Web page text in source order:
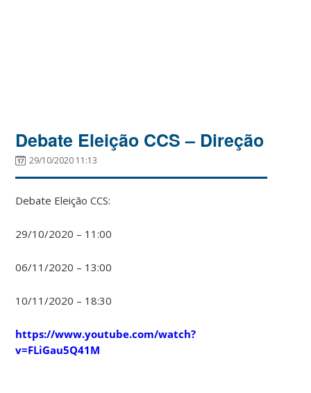
Debate Eleição CCS – Direção
29/10/2020 11:13
Debate Eleição CCS:
29/10/2020 – 11:00
06/11/2020 – 13:00
10/11/2020 – 18:30
https://www.youtube.com/watch?
v=FLiGau5Q41M